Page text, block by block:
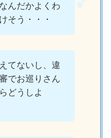
んだかよくわ
そう・・・
てないし、違
でお巡りさん
どうしよ